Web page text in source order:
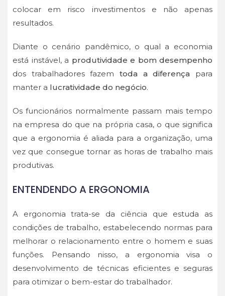
colocar em risco investimentos e não apenas
resultados.
Diante o cenário pandêmico, o qual a economia
está instável, a produtividade e bom desempenho
dos trabalhadores fazem toda a diferença para
manter a lucratividade do negócio.
Os funcionários normalmente passam mais tempo
na empresa do que na própria casa, o que significa
que a ergonomia é aliada para a organização, uma
vez que consegue tornar as horas de trabalho mais
produtivas.
ENTENDENDO A ERGONOMIA
A ergonomia trata-se da ciência que estuda as
condições de trabalho, estabelecendo normas para
melhorar o relacionamento entre o homem e suas
funções. Pensando nisso, a ergonomia visa o
desenvolvimento de técnicas eficientes e seguras
para otimizar o bem-estar do trabalhador.